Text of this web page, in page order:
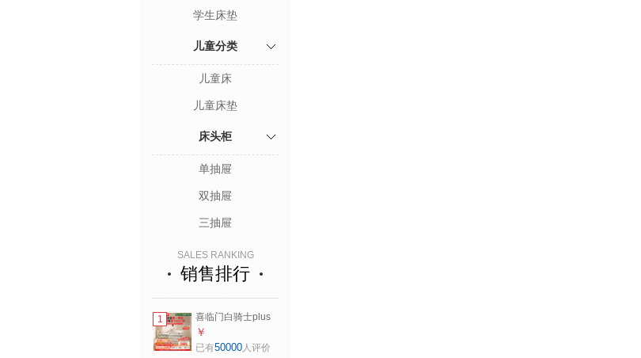
学生床垫
儿童分类
儿童床
儿童床垫
床头柜
单抽屉
双抽屉
三抽屉
SALES RANKING
销售排行
1
喜临门白骑士plus
2cm乳胶独袋弹簧
床垫舒脊黄麻床垫
￥
已有50000人评价